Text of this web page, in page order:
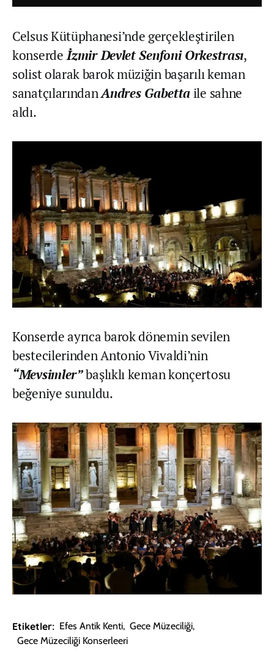
Celsus Kütüphanesi’nde gerçekleştirilen
konserdeİzmir Devlet Senfoni Orkestrası,
solist olarak barok müziğin başarılı keman
sanatçılarındanAndres Gabetta ile sahne
aldı.
Konserde ayrıca barok dönemin sevilen
bestecilerinden Antonio Vivaldi’nin
“Mevsimler”başlıklı keman konçertosu
beğeniye sunuldu.
Etiketler: Efes Antik Kenti, Gece Müzeciliği,
Gece Müzeciliği Konserleeri